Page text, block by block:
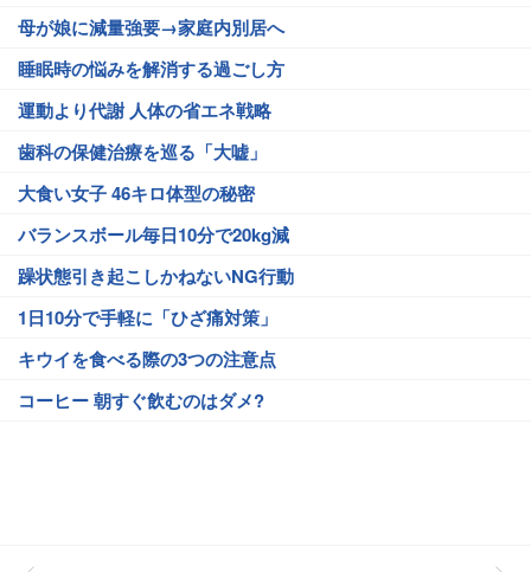
母が娘に減量強要→家庭内別居へ
睡眠時の悩みを解消する過ごし方
運動より代謝 人体の省エネ戦略
歯科の保健治療を巡る「大嘘」
大食い女子 46キロ体型の秘密
バランスボール毎日10分で20kg減
躁状態引き起こしかねないNG行動
1日10分で手軽に「ひざ痛対策」
キウイを食べる際の3つの注意点
コーヒー 朝すぐ飲むのはダメ?